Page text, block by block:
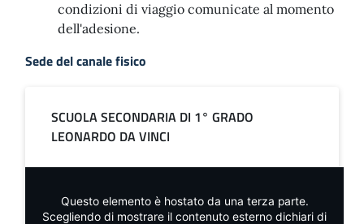
condizioni di viaggio comunicate al momento
dell'adesione.
Sede del canale fisico
SCUOLA SECONDARIA DI 1° GRADO
LEONARDO DA VINCI
Questo elemento è hostato da una terza parte.
Scegliendo di mostrare il contenuto esterno dichiari di